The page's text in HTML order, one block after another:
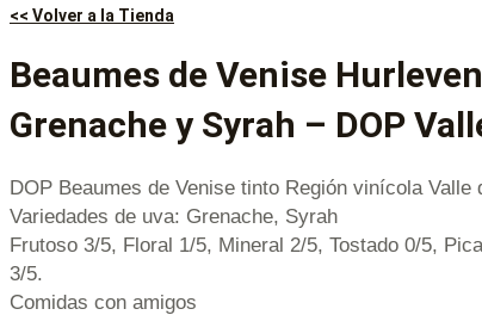
<< Volver a la Tienda
Beaumes de Venise
Grenache y Syrah – DOP
DOP Beaumes de Venise tinto Región vinícola Valle
Variedades de uva: Grenache, Syrah
Frutoso 3/5, Floral 1/5, Mineral 2/5, Tostado 0/5,
3/5.
Comidas con amigos